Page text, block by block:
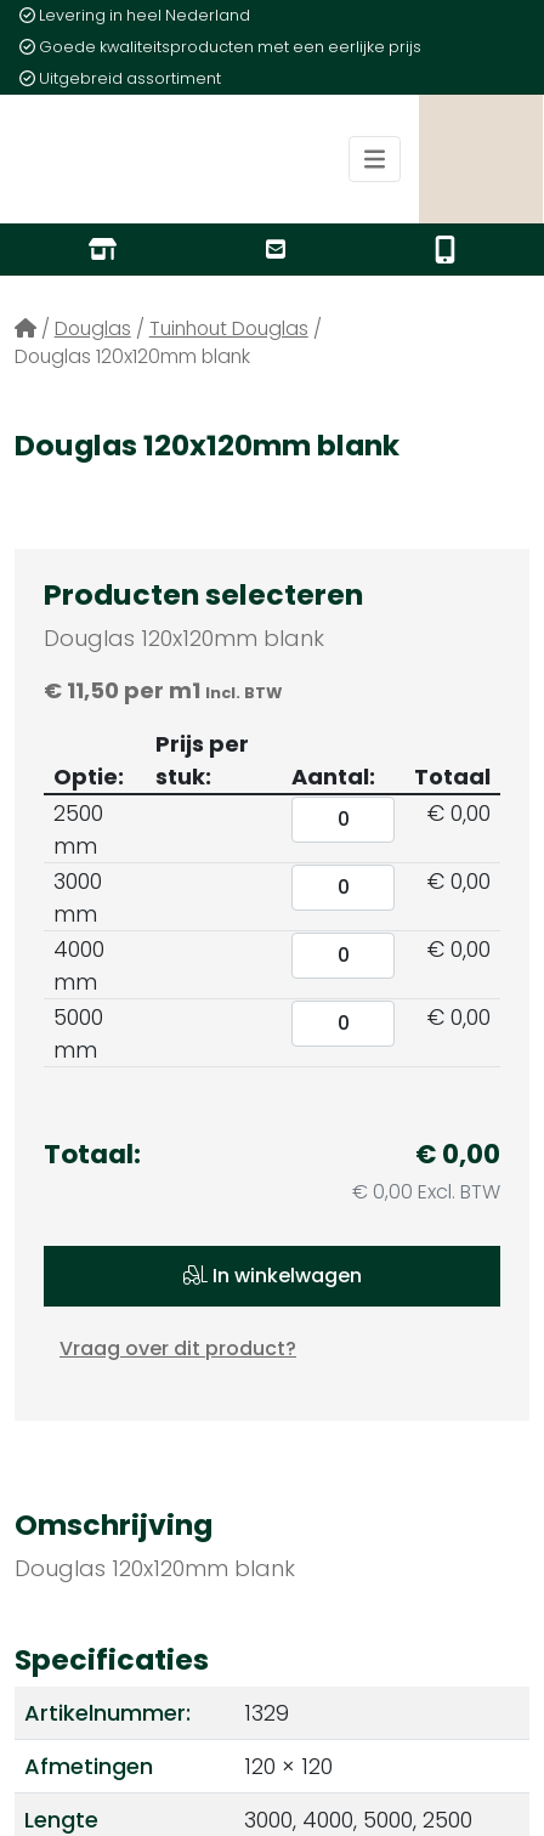
Levering in heel Nederland
Goede kwaliteitsproducten met een eerlijke prijs
Uitgebreid assortiment
/ Douglas / Tuinhout Douglas /
Douglas 120x120mm blank
Douglas 120x120mm blank
Producten selecteren
Douglas 120x120mm blank
€ 11,50 per m1 Incl. BTW
Optie:
Prijs per
stuk:
Aantal:
Totaal
2500
mm
€ 0,00
3000
mm
€ 0,00
4000
mm
€ 0,00
5000
mm
€ 0,00
Totaal: € 0,00
€ 0,00 Excl. BTW
In winkelwagen
Vraag over dit product?
Omschrijving
Douglas 120x120mm blank
Specificaties
Artikelnummer:
1329
Afmetingen
120 × 120
Lengte
3000, 4000, 5000, 2500